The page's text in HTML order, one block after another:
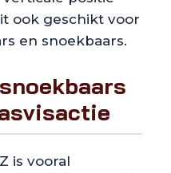
ook geschikt voor
en snoekbaars.
is vooral